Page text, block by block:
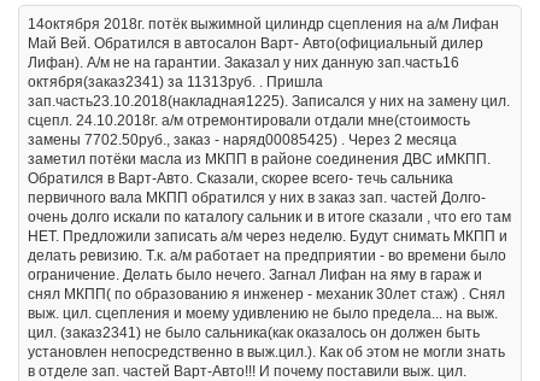
14октября 2018г. потёк выжимной цилиндр сцепления на а/м Лифан
Май Вей. Обратился в автосалон Варт- Авто(официальный дилер
Лифан). А/м не на гарантии. Заказал у них данную зап.часть16
октября(заказ2341) за 11313руб. . Пришла
зап.часть23.10.2018(накладная1225). Записался у них на замену цил.
сцепл. 24.10.2018г. а/м отремонтировали отдали мне(стоимость
замены 7702.50руб., заказ - наряд00085425) . Через 2 месяца
заметил потёки масла из МКПП в районе соединения ДВС иМКПП.
Обратился в Варт-Авто. Сказали, скорее всего- течь сальника
первичного вала МКПП обратился у них в заказ зап. частей Долго-
очень долго искали по каталогу сальник и в итоге сказали , что его там
НЕТ. Предложили записать а/м через неделю. Будут снимать МКПП и
делать ревизию. Т.к. а/м работает на предприятии - во времени было
ограничение. Делать было нечего. Загнал Лифан на яму в гараж и
снял МКПП( по образованию я инженер - механик 30лет стаж) . Снял
выж. цил. сцепления и моему удивлению не было предела... на выж.
цил. (заказ2341) не было сальника(как оказалось он должен быть
установлен непосредственно в выж.цил.). Как об этом не могли знать
в отделе зап. частей Варт-Авто!!! И почему поставили выж. цил.